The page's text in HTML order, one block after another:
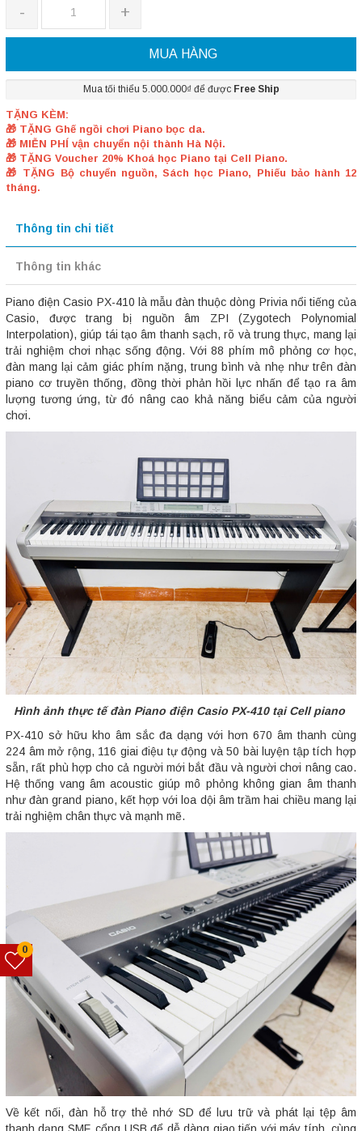
- +
MUA HÀNG
Mua tối thiểu 5.000.000₫ để được Free Ship
TẶNG KÈM:
🎁 TẶNG Ghế ngồi chơi Piano bọc da.
🎁 MIỄN PHÍ vận chuyển nội thành Hà Nội.
🎁 TẶNG Voucher 20% Khoá học Piano tại Cell Piano.
🎁 TẶNG Bộ chuyển nguồn, Sách học Piano, Phiếu bảo hành 12
tháng.
Thông tin chi tiết
Thông tin khác
Piano điện Casio PX-410 là mẫu đàn thuộc dòng Privia nổi tiếng của
Casio, được trang bị nguồn âm ZPI (Zygotech Polynomial
Interpolation), giúp tái tạo âm thanh sạch, rõ và trung thực, mang lại
trải nghiệm chơi nhạc sống động. Với 88 phím mô phỏng cơ học,
đàn mang lại cảm giác phím nặng, trung bình và nhẹ như trên đàn
piano cơ truyền thống, đồng thời phản hồi lực nhấn để tạo ra âm
lượng tương ứng, từ đó nâng cao khả năng biểu cảm của người
chơi.
Hình ảnh thực tế đàn Piano điện Casio PX-410 tại Cell piano
PX-410 sở hữu kho âm sắc đa dạng với hơn 670 âm thanh cùng
224 âm mở rộng, 116 giai điệu tự động và 50 bài luyện tập tích hợp
sẵn, rất phù hợp cho cả người mới bắt đầu và người chơi nâng cao.
Hệ thống vang âm acoustic giúp mô phỏng không gian âm thanh
như đàn grand piano, kết hợp với loa dội âm trầm hai chiều mang lại
trải nghiệm chân thực và mạnh mẽ.
Về kết nối, đàn hỗ trợ thẻ nhớ SD để lưu trữ và phát lại tệp âm
thanh dạng SMF, cổng USB để dễ dàng giao tiếp với máy tính, cùng
0